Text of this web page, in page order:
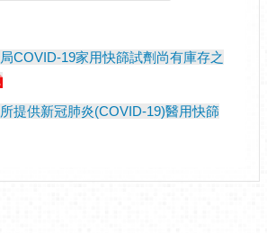
COVID-19家用快篩試劑尚有庫存之
提供新冠肺炎(COVID-19)醫用快篩